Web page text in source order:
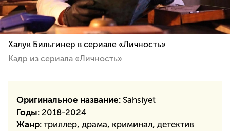
Халук Бильгинер в сериале «Личность»
Кадр из сериала «Личность»
Оригинальное название: Sahsiyet
Годы: 2018-2024
Жанр: триллер, драма, криминал, детектив